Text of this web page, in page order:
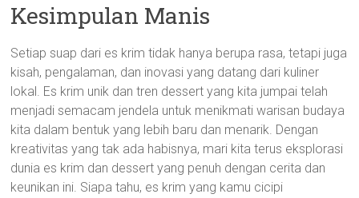
Kesimpulan Manis
Setiap suap dari es krim tidak hanya berupa rasa, tetapi juga
kisah, pengalaman, dan inovasi yang datang dari kuliner
lokal. Es krim unik dan tren dessert yang kita jumpai telah
menjadi semacam jendela untuk menikmati warisan budaya
kita dalam bentuk yang lebih baru dan menarik. Dengan
kreativitas yang tak ada habisnya, mari kita terus eksplorasi
dunia es krim dan dessert yang penuh dengan cerita dan
keunikan ini. Siapa tahu, es krim yang kamu cicipi